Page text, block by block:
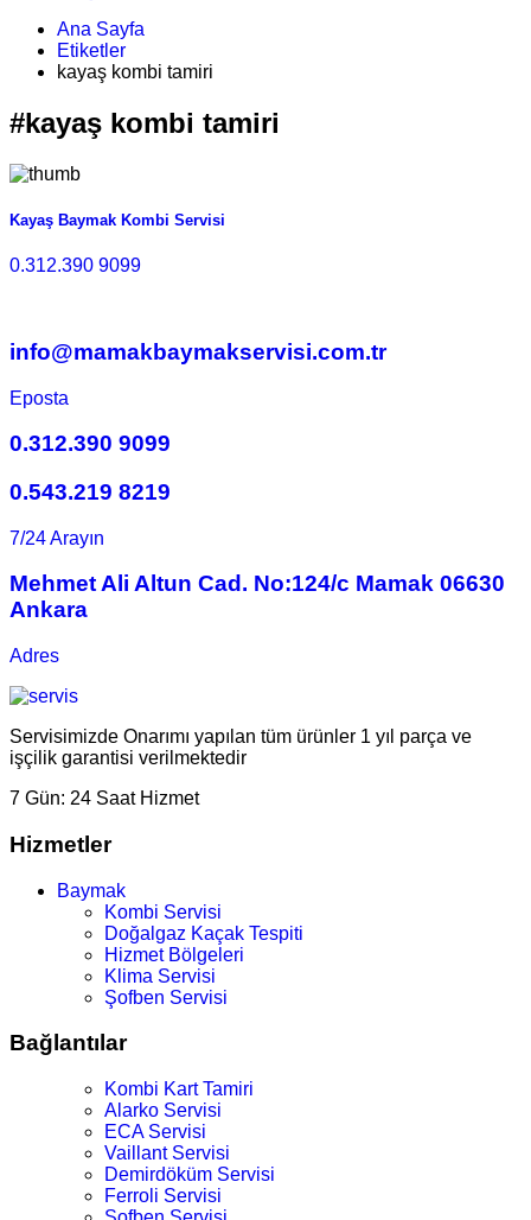
Ana Sayfa
Etiketler
kayaş kombi tamiri
#kayaş kombi tamiri
Kayaş Baymak Kombi Servisi
0.312.390 9099
info@mamakbaymakservisi.com.tr
Eposta
0.312.390 9099
0.543.219 8219
7/24 Arayın
Mehmet Ali Altun Cad. No:124/c Mamak 06630
Ankara
Adres
Servisimizde Onarımı yapılan tüm ürünler 1 yıl parça ve
işçilik garantisi verilmektedir
7 Gün: 24 Saat Hizmet
Hizmetler
Baymak
Kombi Servisi
Doğalgaz Kaçak Tespiti
Hizmet Bölgeleri
Klima Servisi
Şofben Servisi
Bağlantılar
Kombi Kart Tamiri
Alarko Servisi
ECA Servisi
Vaillant Servisi
Demirdöküm Servisi
Ferroli Servisi